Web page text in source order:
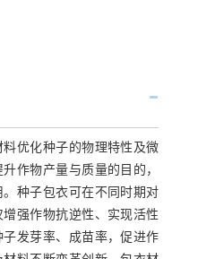
优化种子的物理特性及微
作物产量与质量的目的，
种子包衣可在不同时期对
强作物抗逆性、实现活性
发芽率、成苗率，促进作